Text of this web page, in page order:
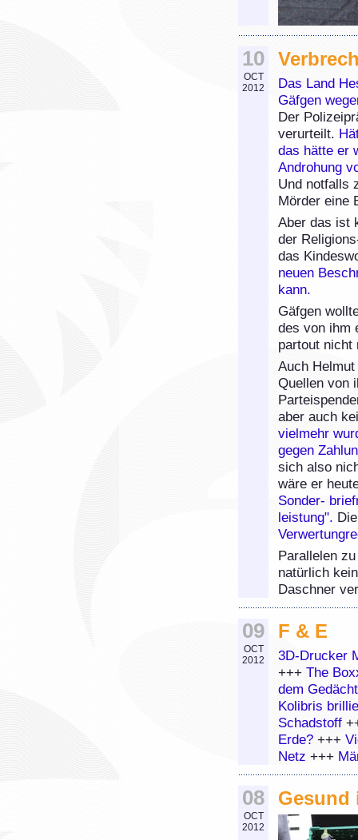
10
OCT
2012
Das Land
Gäfgen
Der
verurteilt.
das hätte er
Androhung
Und notfalls
Mörder eine
Aber das ist
der
das
neuen
kann.
Gäfgen
des von ihm
partout nicht
Auch
Quellen von
aber auch
vielmehr
gegen
sich also
wäre er
Sonder-
leistung".
Parallelen
natürlich
Daschner
09
OCT
2012
F & E
3D-Drucker
+++ The
dem
Kolibris
Schadstoff
Erde? +++
Netz +++
08
OCT
2012
Gesund